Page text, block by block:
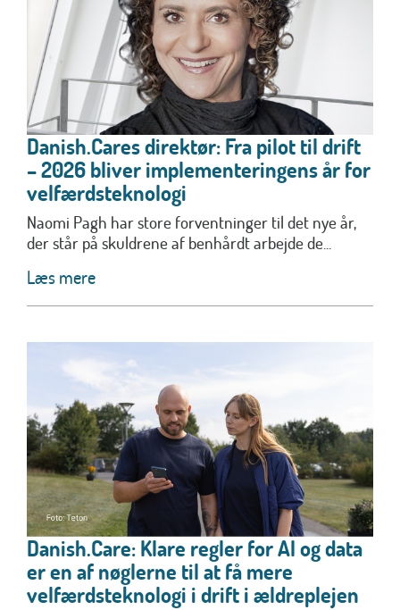
Danish.Cares direktør: Fra pilot til drift
– 2026 bliver implementeringens år for
velfærdsteknologi
Naomi Pagh har store forventninger til det nye år,
der står på skuldrene af benhårdt arbejde de...
Læs mere
Danish.Care: Klare regler for AI og data
er en af nøglerne til at få mere
velfærdsteknologi i drift i ældreplejen